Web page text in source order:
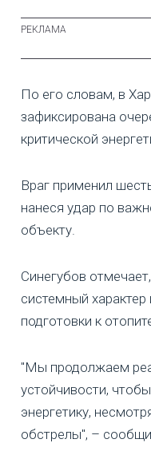
По его словам, в
зафиксирована
критической
Враг применил
нанеся удар по
объекту.
Синегубов
системный
подготовки к
"Мы продолжаем
устойчивости,
энергетику,
обстрелы", –